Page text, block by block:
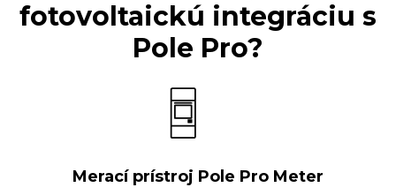
fotovoltaickú integráciu s
Pole Pro?
Merací prístroj Pole Pro Meter